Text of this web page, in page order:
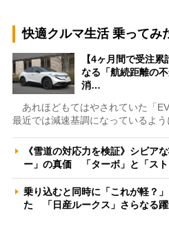
快適クルマ生活 乗ってみ
【4ヶ月間で受注
なる「航続距離の
消…
あれほどもてはやされていた「
最近では減速基調になっているよう
《雪道の対応力を検証》シビア
ー」の真価 「ターボ」と「ス
乗り込むと同時に「これが軽？
た 「日産ルークス」さらなる